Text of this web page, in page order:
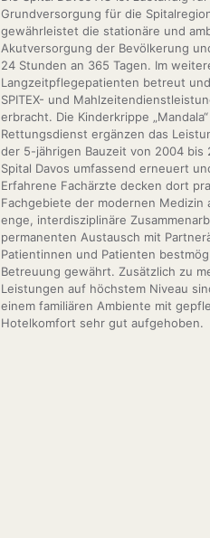
Grundversorgung für die
gewährleistet die stationäre und
Akutversorgung der Bevölkerung
24 Stunden an 365 Tagen. Im
Langzeitpflegepatienten betreut
SPITEX- und
erbracht. Die Kinderkrippe
Rettungsdienst ergänzen das
der 5-jährigen Bauzeit von 2004 bis
Spital Davos umfassend erneuert
Erfahrene Fachärzte decken dort
Fachgebiete der modernen Medizin
enge, interdisziplinäre
permanenten Austausch mit
Patientinnen und Patienten
Betreuung gewährt. Zusätzlich zu
Leistungen auf höchstem Niveau
einem familiären Ambiente mit
Hotelkomfort sehr gut aufgehoben.